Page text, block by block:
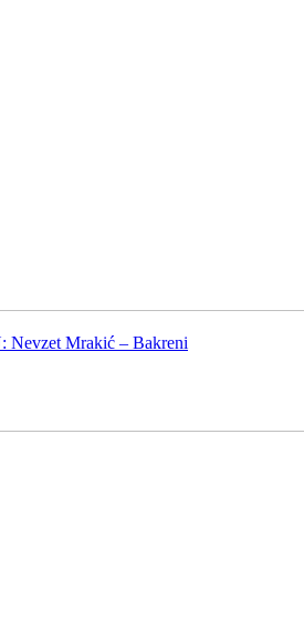
Mrakić – Bakreni